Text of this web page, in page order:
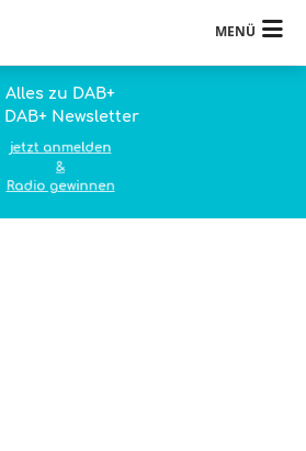
MENÜ
Alles zu DAB+
DAB+ Newsletter
jetzt anmelden
&
Radio gewinnen